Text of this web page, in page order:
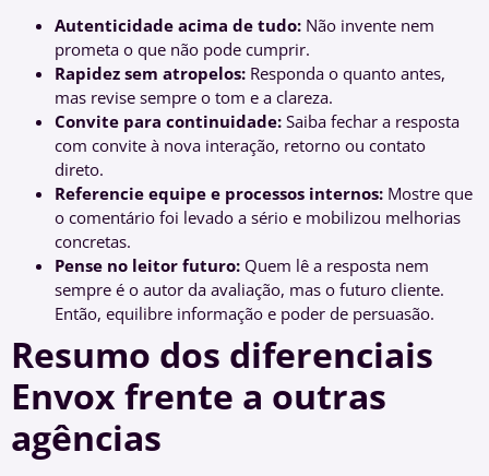
Autenticidade acima de tudo: Não invente nem
prometa o que não pode cumprir.
Rapidez sem atropelos: Responda o quanto antes,
mas revise sempre o tom e a clareza.
Convite para continuidade: Saiba fechar a resposta
com convite à nova interação, retorno ou contato
direto.
Referencie equipe e processos internos: Mostre que
o comentário foi levado a sério e mobilizou melhorias
concretas.
Pense no leitor futuro: Quem lê a resposta nem
sempre é o autor da avaliação, mas o futuro cliente.
Então, equilibre informação e poder de persuasão.
Resumo dos diferenciais
Envox frente a outras
agências